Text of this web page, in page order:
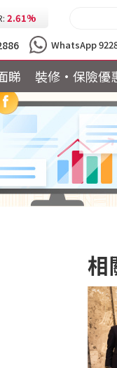
2.61%
3.25% WhatsApp
睇 裝修·保險優
相